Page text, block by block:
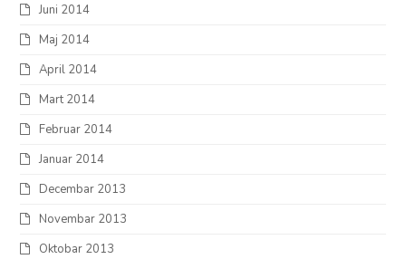
Juni 2014
Maj 2014
April 2014
Mart 2014
Februar 2014
Januar 2014
Decembar 2013
Novembar 2013
Oktobar 2013